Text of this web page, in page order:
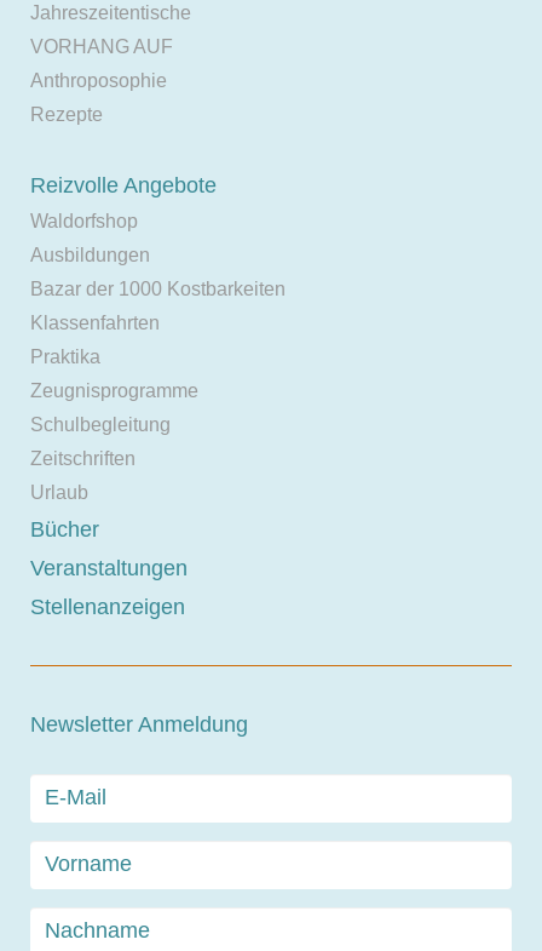
Jahreszeitentische
VORHANG AUF
Anthroposophie
Rezepte
Reizvolle Angebote
Waldorfshop
Ausbildungen
Bazar der 1000 Kostbarkeiten
Klassenfahrten
Praktika
Zeugnisprogramme
Schulbegleitung
Zeitschriften
Urlaub
Bücher
Veranstaltungen
Stellenanzeigen
Newsletter Anmeldung